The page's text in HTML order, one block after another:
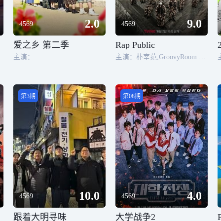
4569 2.0
爱之乡 第二季
主演：
4569 9.0
Rap Public
主演：朴宰范,GroovyRoom 朴圭正 李辉民,kaogaii,gamma,GOLDBUUDA,GONEISBACK,JAEHA,HAON,thekeyisyi,盧潤夏,Daniel Ji
4569 10.0
第3期
跟着大明寻味
4569 4.0
第08期
大学战争2